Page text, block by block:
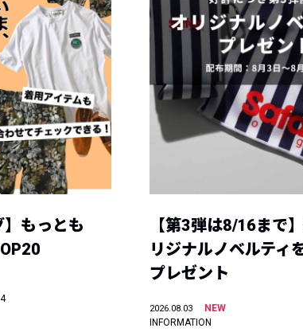
】もっとも
【第3弾は8/16まで
リジナルノベルティ
プレゼント
2026.08.03
NEW
INFORMATION